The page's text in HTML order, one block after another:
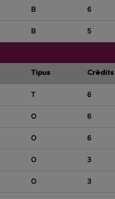
B 6
B 5
Tipus Crèdits
T 6
O 6
O 6
O 3
O 3